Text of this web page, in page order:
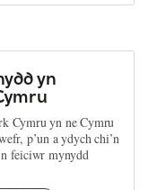
yn
Cymru yn ne Cymru
p’un a ydych chi’n
feiciwr mynydd